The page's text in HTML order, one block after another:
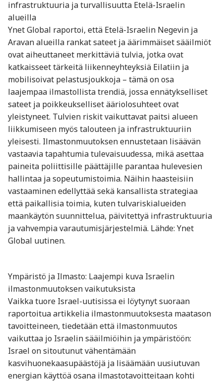
infrastruktuuria ja turvallisuutta Etelä-Israelin
alueilla
Ynet Global raportoi, että Etelä-Israelin Negevin ja
Aravan alueilla rankat sateet ja äärimmäiset sääilmiöt
ovat aiheuttaneet merkittäviä tulvia, jotka ovat
katkaisseet tärkeitä liikenneyhteyksiä Eilatiin ja
mobilisoivat pelastusjoukkoja – tämä on osa
laajempaa ilmastollista trendiä, jossa ennätykselliset
sateet ja poikkeukselliset ääriolosuhteet ovat
yleistyneet. Tulvien riskit vaikuttavat paitsi alueen
liikkumiseen myös talouteen ja infrastruktuuriin
yleisesti. Ilmastonmuutoksen ennustetaan lisäävän
vastaavia tapahtumia tulevaisuudessa, mikä asettaa
paineita poliittisille päättäjille parantaa hulevesien
hallintaa ja sopeutumistoimia. Näihin haasteisiin
vastaaminen edellyttää sekä kansallista strategiaa
että paikallisia toimia, kuten tulvariskialueiden
maankäytön suunnittelua, päivitettyä infrastruktuuria
ja vahvempia varautumisjärjestelmiä. Lähde: Ynet
Global uutinen.
Ympäristö ja Ilmasto: Laajempi kuva Israelin
ilmastonmuutoksen vaikutuksista
Vaikka tuore Israel-uutisissa ei löytynyt suoraan
raportoitua artikkelia ilmastonmuutoksesta maatason
tavoitteineen, tiedetään että ilmastonmuutos
vaikuttaa jo Israelin sääilmiöihin ja ympäristöön:
Israel on sitoutunut vähentämään
kasvihuonekaasupäästöjä ja lisäämään uusiutuvan
energian käyttöä osana ilmastotavoitteitaan kohti